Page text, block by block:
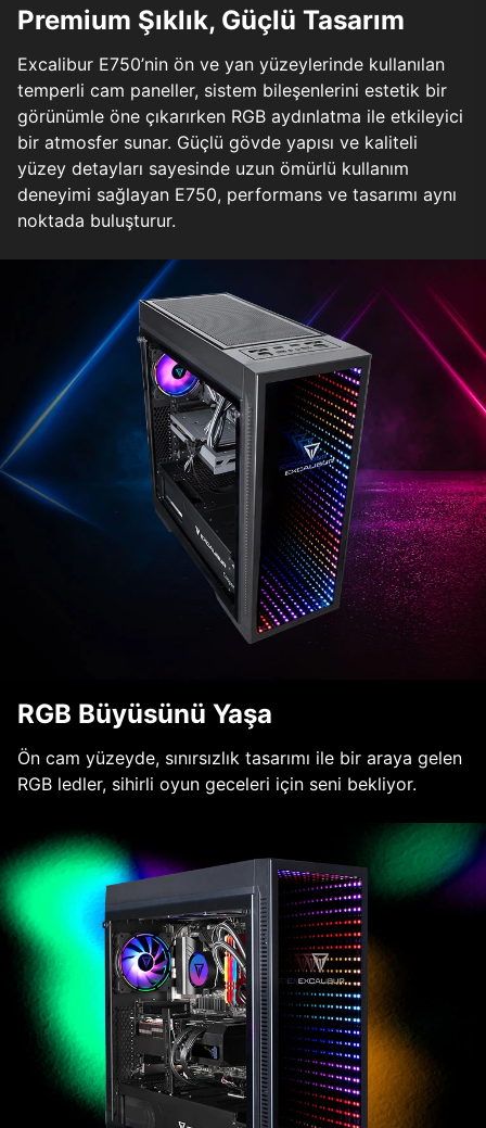
Premium Şıklık, Güçlü Tasarım
Excalibur E750’nin ön ve yan yüzeylerinde kullanılan
temperli cam paneller, sistem bileşenlerini estetik bir
görünümle öne çıkarırken RGB aydınlatma ile etkileyici
bir atmosfer sunar. Güçlü gövde yapısı ve kaliteli
yüzey detayları sayesinde uzun ömürlü kullanım
deneyimi sağlayan E750, performans ve tasarımı aynı
noktada buluşturur.
RGB Büyüsünü Yaşa
Ön cam yüzeyde, sınırsızlık tasarımı ile bir araya gelen
RGB ledler, sihirli oyun geceleri için seni bekliyor.